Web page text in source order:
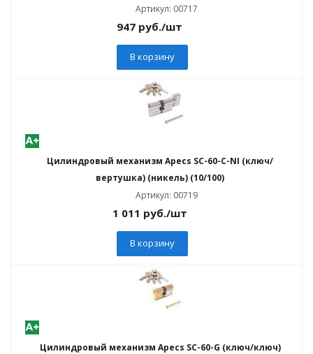
Артикул: 00717
947 руб./шт
В корзину
Цилиндровый механизм Apecs SC-60-C-NI (ключ/
вертушка) (никель) (10/100)
Артикул: 00719
1 011 руб./шт
В корзину
Цилиндровый механизм Apecs SC-60-G (ключ/ключ)